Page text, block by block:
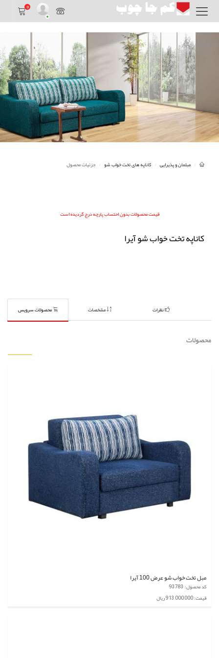
0
مبلمان و پذیرایی کاناپه های تخت خواب شو جزئیات محصول
قیمت محصولات بدون احتساب پارچه درج گردیده است
کاناپه تخت خواب شو آیرا
نظرات مشخصات محصولات سرویس
محصولات
مبل تخت خواب شو عرض 100 آیرا
کد محصول: 93783
قیمت: 913,000,000 ریال